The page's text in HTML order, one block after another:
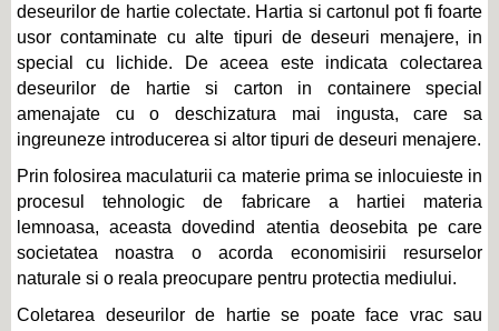
deseurilor de hartie colectate. Hartia si cartonul pot fi foarte
usor contaminate cu alte tipuri de deseuri menajere, in
special cu lichide. De aceea este indicata colectarea
deseurilor de hartie si carton in containere special
amenajate cu o deschizatura mai ingusta, care sa
ingreuneze introducerea si altor tipuri de deseuri menajere.
Prin folosirea maculaturii ca materie prima se inlocuieste in
procesul tehnologic de fabricare a hartiei materia
lemnoasa, aceasta dovedind atentia deosebita pe care
societatea noastra o acorda economisirii resurselor
naturale si o reala preocupare pentru protectia mediului.
Coletarea deseurilor de hartie se poate face vrac sau